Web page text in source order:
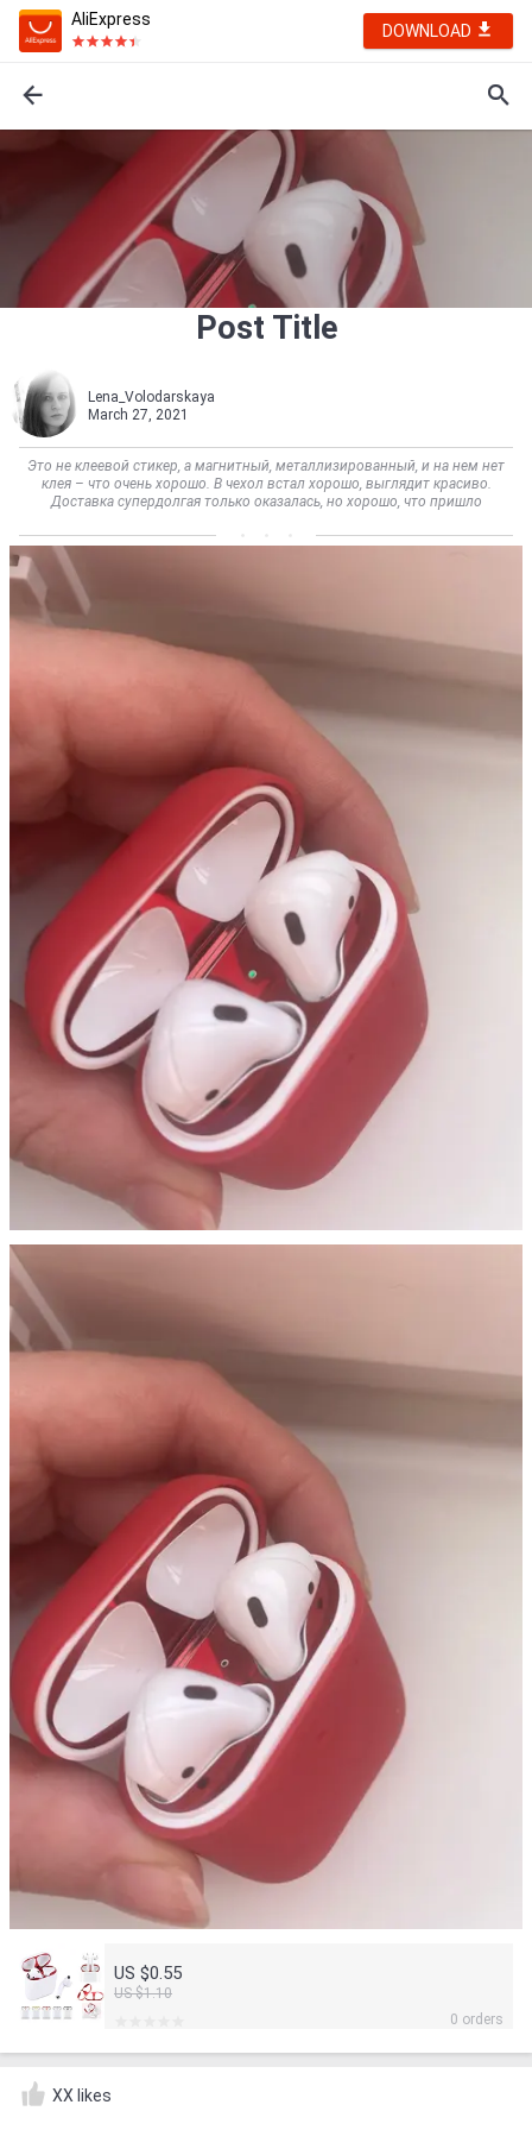
AliExpress
DOWNLOAD
Post Title
Lena_Volodarskaya
March 27, 2021
Это не клеевой стикер, а магнитный, металлизированный, и на нем нет
клея – что очень хорошо. В чехол встал хорошо, выглядит красиво.
Доставка супердолгая только оказалась, но хорошо, что пришло
US $0.55
US $1.10
0 orders
XX likes